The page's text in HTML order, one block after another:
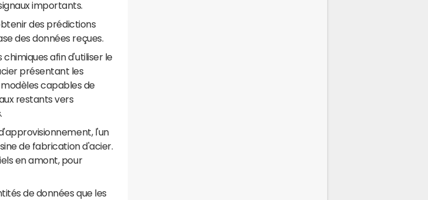
importants.
des prédictions
des données reçues.
chimiques afin d'utiliser le
présentant les
capables de
restants vers
l'un
de fabrication d'acier.
en amont, pour
de données que les